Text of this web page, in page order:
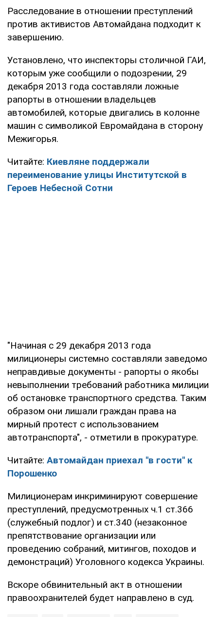
Расследование в отношении преступлений
против активистов Автомайдана подходит к
завершению.
Установлено, что инспекторы столичной ГАИ,
которым уже сообщили о подозрении, 29
декабря 2013 года составляли ложные
рапорты в отношении владельцев
автомобилей, которые двигались в колонне
машин с символикой Евромайдана в сторону
Межигорья.
Читайте: Киевляне поддержали
переименование улицы Институтской в
Героев Небесной Сотни
"Начиная с 29 декабря 2013 года
милиционеры системно составляли заведомо
неправдивые документы - рапорты о якобы
невыполнении требований работника милиции
об остановке транспортного средства. Таким
образом они лишали граждан права на
мирный протест с использованием
автотранспорта", - отметили в прокуратуре.
Читайте: Автомайдан приехал "в гости" к
Порошенко
Милиционерам инкриминируют совершение
преступлений, предусмотренных ч.1 ст.366
(служебный подлог) и ст.340 (незаконное
препятствование организации или
проведению собраний, митингов, походов и
демонстраций) Уголовного кодекса Украины.
Вскоре обвинительный акт в отношении
правоохранителей будет направлено в суд.